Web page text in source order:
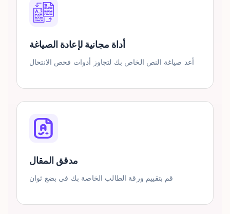
أداة مجانية لإعادة الصياغة
أعد صياغة النص الخاص بك لتجاوز أدوات فحص الانتحال
مدقق المقال
قم بتقييم ورقة الطالب الخاصة بك في بضع ثوان